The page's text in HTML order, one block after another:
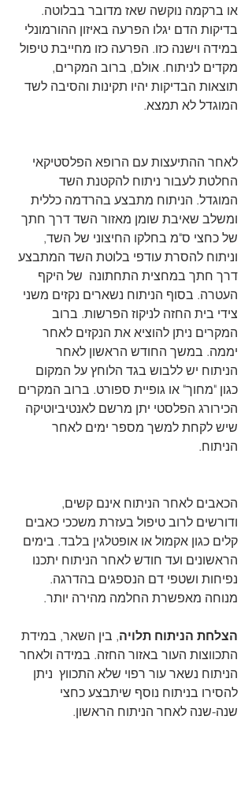
או ברקמה נוקשה שאז מדובר בבלוטה.
בדיקות הדם יגלו הפרעה באיזון ההורמונלי
במידה וישנה כזו. הפרעה כזו מחייבת טיפול
מקדים לניתוח. אולם, ברוב המקרים,
תוצאות הבדיקות יהיו תקינות והסיבה לשד
המוגדל לא תמצא.
לאחר ההתיעצות עם הרופא הפלסטיקאי
החלטת לעבור ניתוח להקטנת השד
המוגדל. הניתוח מתבצע בהרדמה כללית
ומשלב שאיבת שומן מאזור השד דרך חתך
של כחצי ס"מ בחלקו החיצוני של השד,
וניתוח להסרת עודפי בלוטת השד המתבצע
דרך חתך במחצית התחתונה  של היקף
העטרה. בסוף הניתוח נשארים נקזים משני
צידי בית החזה לניקוז הפרשות. ברוב
המקרים ניתן להוציא את הנקזים לאחר
יממה. במשך החודש הראשון לאחר
הניתוח יש ללבוש בגד הלוחץ על המקום
כגון "מחוך" או גופיית ספורט. ברוב המקרים
הכירורג הפלסטי יתן מרשם לאנטיביוטיקה
שיש לקחת למשך מספר ימים לאחר
הניתוח.
הכאבים לאחר הניתוח אינם קשים,
ודורשים לרוב טיפול בעזרת משככי כאבים
קלים כגון אקמול או אופטלגין בלבד. בימים
הראשונים ועד חודש לאחר הניתוח יתכנו
נפיחות ושטפי דם הנספגים בהדרגה.
מנוחה מאפשרת החלמה מהירה יותר.
הצלחת הניתוח תלויה, בין השאר, במידת
התכווצות העור באזור החזה. במידה ולאחר
הניתוח נשאר עור רפוי שלא התכווץ  ניתן
להסירו בניתוח נוסף שיתבצע כחצי
שנה-שנה לאחר הניתוח הראשון.